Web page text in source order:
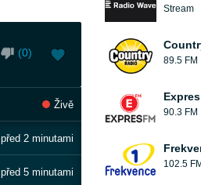
(0)
Živě
před 2 minutami
před 5 minutami
Stream
89.5 FM
90.3 FM
102.5